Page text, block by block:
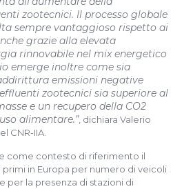
zootecnici. Il processo globale
sempre vantaggioso rispetto ai
grazie alla elevata
rinnovabile nel mix energetico
emerge inoltre come sia
emissioni negative
zootecnici sia superiore al
e un recupero della CO2
alimentare.”, dichiara Valerio
CNR-IIA.
come contesto di riferimento il
in Europa per numero di veicoli
per la presenza di stazioni di